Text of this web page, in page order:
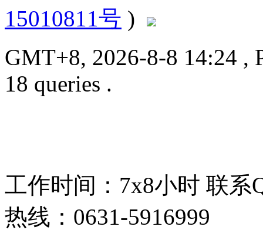
15010811号 )
GMT+8, 2026-8-8 14:24 ,
18 queries .
工作时间：7x8小时 联系
热线：0631-5916999